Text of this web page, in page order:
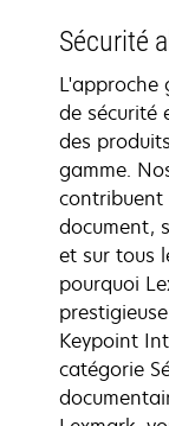
Sécurité
L'approche
de sécurité
des
gamme.
contribuent
document,
et sur tous
pourquoi
Keypoint
catégorie